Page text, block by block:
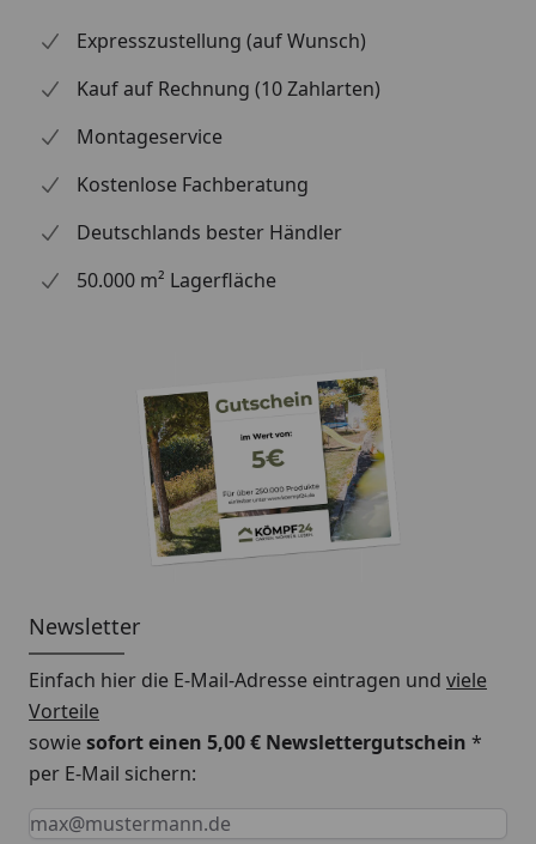
Expresszustellung (auf Wunsch)
Kauf auf Rechnung (10 Zahlarten)
Montageservice
Kostenlose Fachberatung
Deutschlands bester Händler
50.000 m² Lagerfläche
Newsletter
Einfach hier die E-Mail-Adresse eintragen und viele
Vorteile
sowiesofort einen 5,00 € Newslettergutschein *
per E-Mail sichern:
Keine Eingabe erforderlich
Eingabe erforderlich
E-Mail *